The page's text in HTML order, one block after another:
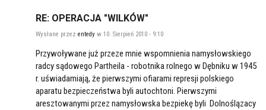
RE: OPERACJA "WILKÓW"
Wysłane przez entedy w 10. Sierpień 2010 - 9:10
Przywoływane już przeze mnie wspomnienia namysłowskiego
radcy sądowego Partheila - robotnika rolnego w Dębniku w 1945
r. uświadamiają, że pierwszymi ofiarami represji polskiego
aparatu bezpieczeństwa byli autochtoni. Pierwszymi
aresztowanymi przez namysłowska bezpiekę byli Dolnoślązacy